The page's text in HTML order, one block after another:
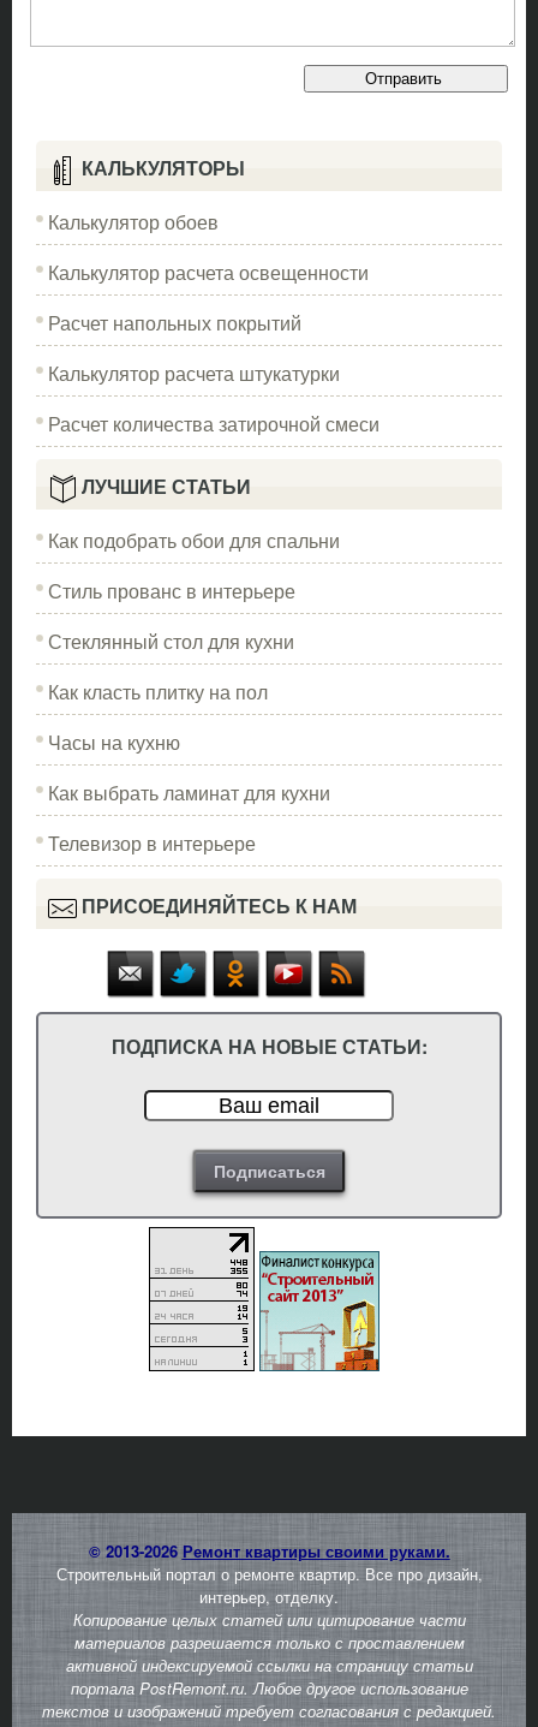
КАЛЬКУЛЯТОРЫ
Калькулятор обоев
Калькулятор расчета освещенности
Расчет напольных покрытий
Калькулятор расчета штукатурки
Расчет количества затирочной смеси
ЛУЧШИЕ СТАТЬИ
Как подобрать обои для спальни
Стиль прованс в интерьере
Стеклянный стол для кухни
Как класть плитку на пол
Часы на кухню
Как выбрать ламинат для кухни
Телевизор в интерьере
ПРИСОЕДИНЯЙТЕСЬ К НАМ
ПОДПИСКА НА НОВЫЕ СТАТЬИ:
© 2013-2026 Ремонт квартиры своими руками.
Строительный портал о ремонте квартир. Все про дизайн,
интерьер, отделку.
Копирование целых статей или цитирование части
материалов разрешается только с проставлением
активной индексируемой ссылки на страницу статьи
портала PostRemont.ru. Любое другое использование
текстов и изображений требует согласования с редакцией.